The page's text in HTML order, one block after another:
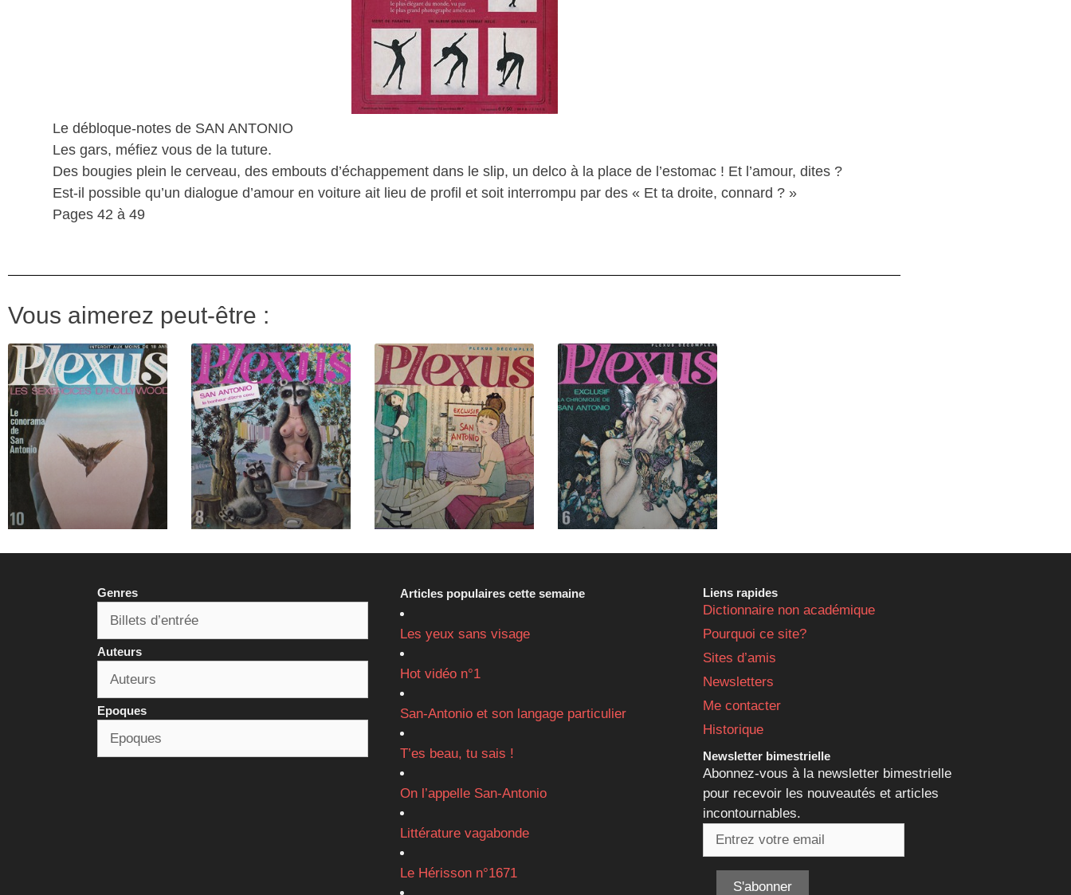
Le débloque-notes de SAN ANTONIO
Les gars, méfiez vous de la tuture.
Des bougies plein le cerveau, des embouts d’échappement dans le slip, un delco à la place de l’estomac ! Et l’amour, dites ?
Est-il possible qu’un dialogue d’amour en voiture ait lieu de profil et soit interrompu par des « Et ta droite, connard ? »
Pages 42 à 49
Vous aimerez peut-être :
Genres
Auteurs
Epoques
Articles populaires cette semaine
Les yeux sans visage
Hot vidéo n°1
San-Antonio et son langage particulier
T’es beau, tu sais !
On l’appelle San-Antonio
Littérature vagabonde
Le Hérisson n°1671
Liens rapides
Dictionnaire non académique
Pourquoi ce site?
Sites d’amis
Newsletters
Me contacter
Historique
Newsletter bimestrielle
Abonnez-vous à la newsletter bimestrielle
pour recevoir les nouveautés et articles
incontournables.